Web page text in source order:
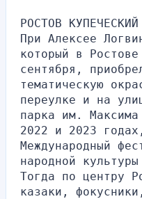
РОСТОВ КУПЕЧЕСКИЙ
При Алексее
который в
сентября,
тематическую
переулке и на
парка им.
2022 и 2023
Международный
народной
Тогда по центру
казаки,